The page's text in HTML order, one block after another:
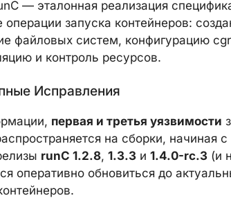
— эталонная реализация
запуска контейнеров:
файловых систем, конфигурацию
и контроль ресурсов.
Исправления
первая и третья уязвимости
на сборки, начиная с
runC 1.2.8, 1.3.3 и 1.4.0-rc.3 (и
оперативно обновиться до